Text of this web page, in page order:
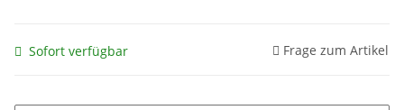
Sofort verfügbar Frage zum Artikel